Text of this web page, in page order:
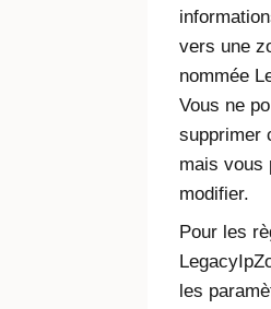
vers une
nommée
Vous ne
supprimer
mais vous
modifier.
Pour les
les